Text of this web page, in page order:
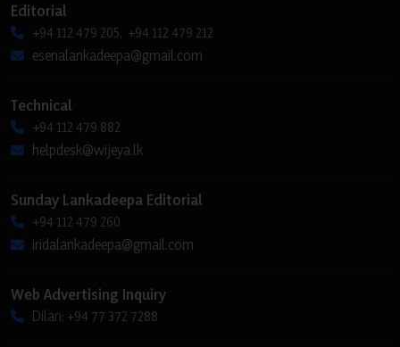
Editorial
+94 112 479 205, +94 112 479 212
esenalankadeepa@gmail.com
Technical
+94 112 479 882
helpdesk@wijeya.lk
Sunday Lankadeepa Editorial
+94 112 479 260
iridalankadeepa@gmail.com
Web Advertising Inquiry
Dilan: +94 77 372 7288